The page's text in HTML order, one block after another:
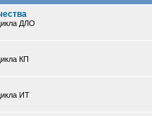
ДЛО
КП
ИТ